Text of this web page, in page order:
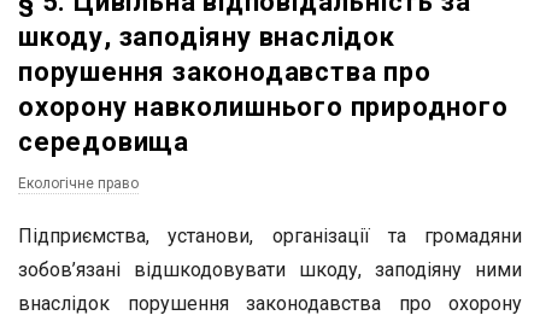
шкоду, заподіяну внаслідок
порушення законодавства про
охорону навколишнього природного
середовища
Екологічне право
Підприємства, установи, організації та громадяни
зобов’язані відшкодовувати шкоду, заподіяну ними
внаслідок порушення законодавства про охорону